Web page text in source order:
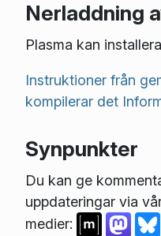
Nerladdning
Plasma kan
Instruktioner från
kompilerar det
Synpunkter
Du kan ge
uppdateringar via
medier: